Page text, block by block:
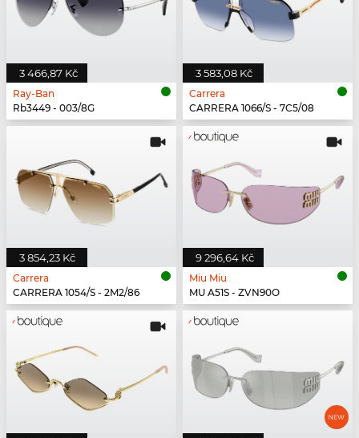
3 466,87 Kč
Ray-Ban
Rb3449 - 003/8G
3 583,08 Kč
Carrera
CARRERA 1066/S - 7C5/08
3 854,23 Kč
Carrera
CARRERA 1054/S - 2M2/86
9 296,64 Kč
Miu Miu
MU A51S - ZVN90O